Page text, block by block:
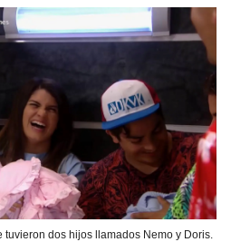
dos hijos llamados Nemo y Doris.